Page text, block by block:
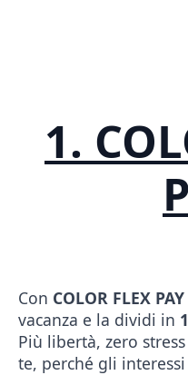
1.
Con COLOR FLEX PAY
vacanza e la dividi in
Più libertà, zero
te, perché gli